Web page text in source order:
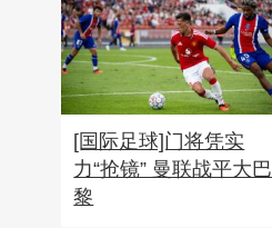
[国际足球]门将凭实
力“抢镜” 曼联战平大巴
黎